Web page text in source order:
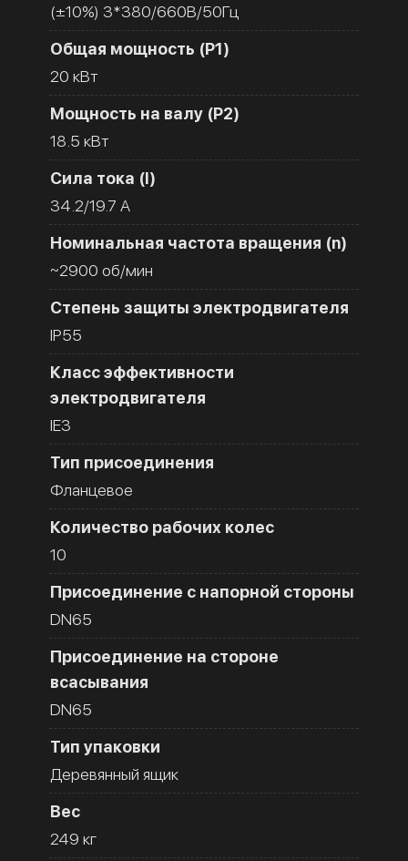
(±10%) 3*380/660В/50Гц
Общая мощность (Р1)
20 кВт
Мощность на валу (Р2)
18.5 кВт
Сила тока (I)
34.2/19.7 A
Номинальная частота вращения (n)
~2900 об/мин
Степень защиты электродвигателя
IP55
Класс эффективности
электродвигателя
IE3
Тип присоединения
Фланцевое
Количество рабочих колес
10
Присоединение с напорной стороны
DN65
Присоединение на стороне
всасывания
DN65
Тип упаковки
Деревянный ящик
Вес
249 кг